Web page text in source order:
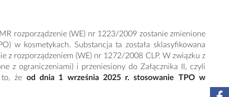
rozporządzenie (WE) nr 1223/2009 zostanie zmienione
w kosmetykach. Substancja ta została sklasyfikowana
z rozporządzeniem (WE) nr 1272/2008 CLP. W związku z
z ograniczeniami) i przeniesiony do Załącznika II, czyli
to, że od dnia 1 września 2025 r. stosowanie TPO w